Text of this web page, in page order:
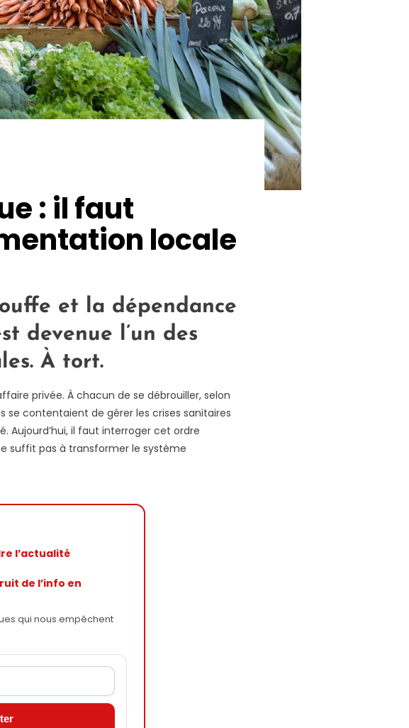
: il faut
locale
et la dépendance
devenue l’un des
À tort.
privée. À chacun de se débrouiller, selon
se contentaient de gérer les crises sanitaires
Aujourd’hui, il faut interroger cet ordre
suffit pas à transformer le système
l’actualité
de l’info en
qui nous empêchent